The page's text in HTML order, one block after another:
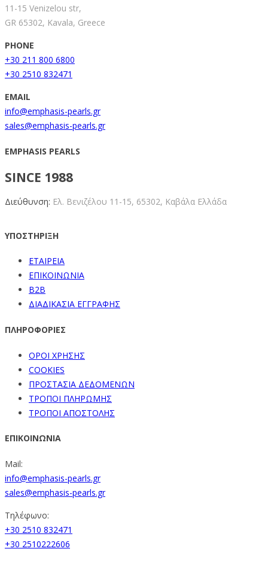
11-15 Venizelou str,
GR 65302, Kavala, Greece
PHONE
+30 211 800 6800
+30 2510 832471
EMAIL
info@emphasis-pearls.gr
sales@emphasis-pearls.gr
EMPHASIS PEARLS
SINCE 1988
Διεύθυνση: Ελ. Βενιζέλου 11-15, 65302, Καβάλα Ελλάδα
ΥΠΟΣΤΗΡΙΞΗ
ΕΤΑΙΡΕΙΑ
ΕΠΙΚΟΙΝΩΝΙΑ
B2B
ΔΙΑΔΙΚΑΣΙΑ ΕΓΓΡΑΦΗΣ
ΠΛΗΡΟΦΟΡΙΕΣ
ΟΡΟΙ ΧΡΗΣΗΣ
COOKIES
ΠΡΟΣΤΑΣΙΑ ΔΕΔΟΜΕΝΩΝ
ΤΡΟΠΟΙ ΠΛΗΡΩΜΗΣ
ΤΡΟΠΟΙ ΑΠΟΣΤΟΛΗΣ
ΕΠΙΚΟΙΝΩΝΙΑ
Mail:
info@emphasis-pearls.gr
sales@emphasis-pearls.gr
Τηλέφωνο:
+30 2510 832471
+30 2510222606